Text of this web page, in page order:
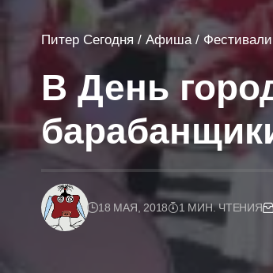
Питер Сегодня / Афиша/
В День
18 МАЯ, 2018 1 МИН. ЧТЕНИЯ